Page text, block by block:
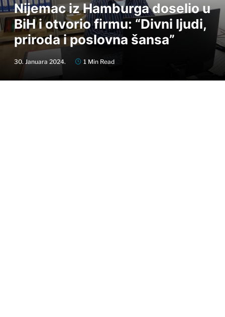
Nijemac iz Hamburga doselio u
BiH i otvorio firmu: “Divni ljudi,
priroda i poslovna šansa”
30. Januara 2024. 1 Min Read